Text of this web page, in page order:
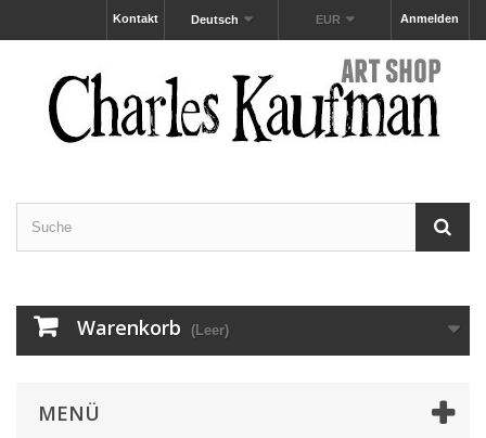
Anmelden
EUR
Deutsch
Kontakt
Warenkorb (Leer)
MENÜ